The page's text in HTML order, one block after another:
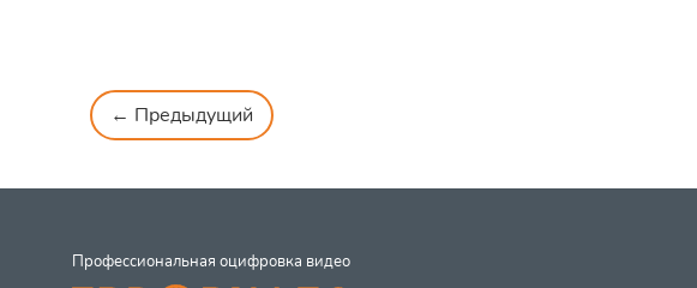
← Предыдущий
Профессиональная оцифровка видео